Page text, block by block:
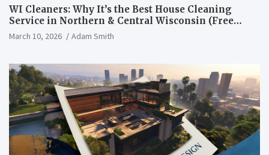
WI Cleaners: Why It’s the Best House Cleaning
Service in Northern & Central Wisconsin (Free
Consultation + Quote)
March 10, 2026 Adam Smith